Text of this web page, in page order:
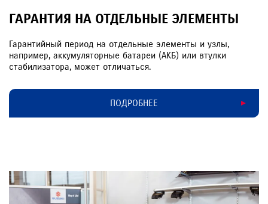
ГАРАНТИЯ НА ОТДЕЛЬНЫЕ ЭЛЕМЕНТЫ
Гарантийный период на отдельные элементы и узлы,
например, аккумуляторные батареи (АКБ) или втулки
стабилизатора, может отличаться.
ПОДРОБНЕЕ